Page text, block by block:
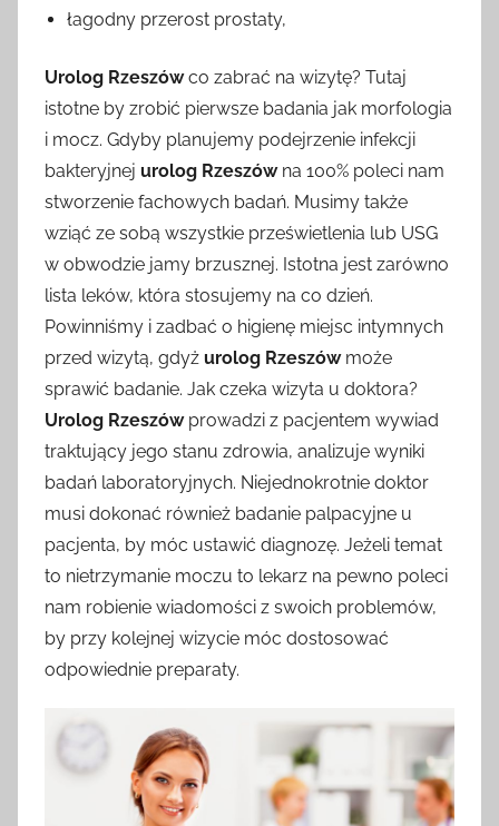
łagodny przerost prostaty,
Urolog Rzeszówco zabrać na wizytę? Tutaj
istotne by zrobić pierwsze badania jak morfologia
i mocz. Gdyby planujemy podejrzenie infekcji
bakteryjnej urolog Rzeszówna 100% poleci nam
stworzenie fachowych badań. Musimy także
wziąć ze sobą wszystkie prześwietlenia lub USG
w obwodzie jamy brzusznej. Istotna jest zarówno
lista leków, która stosujemy na co dzień.
Powinniśmy i zadbać o higienę miejsc intymnych
przed wizytą, gdyż urolog Rzeszówmoże
sprawić badanie. Jak czeka wizyta u doktora?
Urolog Rzeszówprowadzi z pacjentem wywiad
traktujący jego stanu zdrowia, analizuje wyniki
badań laboratoryjnych. Niejednokrotnie doktor
musi dokonać również badanie palpacyjne u
pacjenta, by móc ustawić diagnozę. Jeżeli temat
to nietrzymanie moczu to lekarz na pewno poleci
nam robienie wiadomości z swoich problemów,
by przy kolejnej wizycie móc dostosować
odpowiednie preparaty.